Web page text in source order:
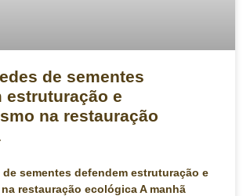
de sementes
estruturação e
na restauração
de sementes defendem estruturação e
restauração ecológica A manhã